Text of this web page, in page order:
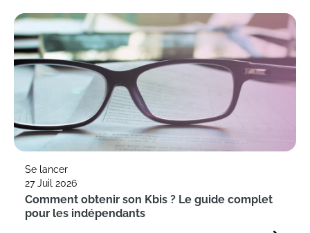
Se lancer
27 Juil 2026
Comment obtenir son Kbis ? Le guide complet
pour les indépendants